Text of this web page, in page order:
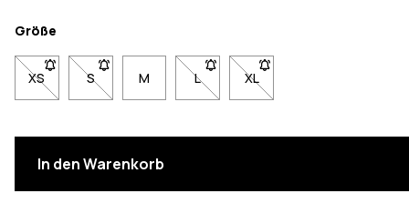
Größe
XS- Größe XS nicht verfügbar. Klicke, um benachrichtigt zu
S- Größe S nicht verfügbar. Klicke, um benachrichtigt
M L- Größe L nicht verfügbar. Klicke,
XL- Größe XL nicht
In den Warenkorb